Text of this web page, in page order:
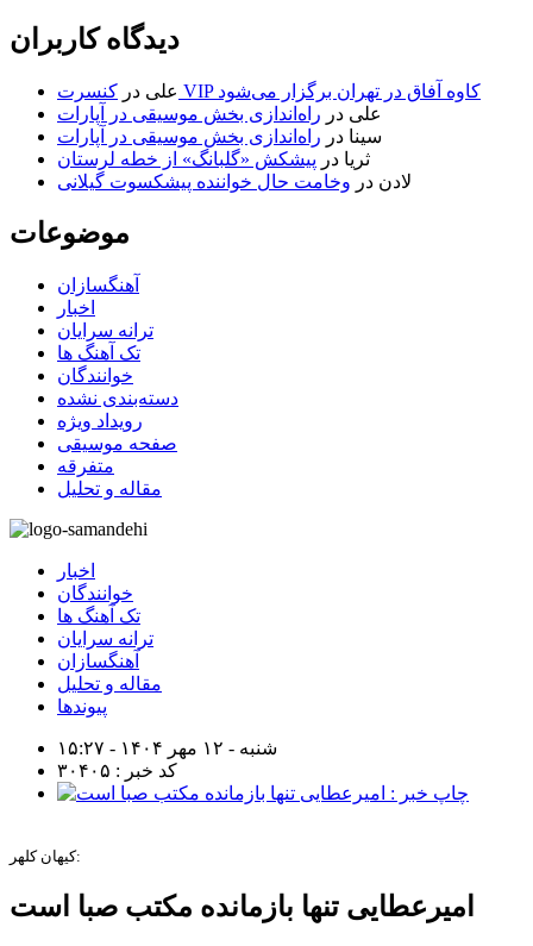
دیدگاه کاربران
علی در
کنسرت VIP کاوه آفاق در تهران برگزار می‌شود
علی در راه‌اندازی بخش موسیقی در آپارات
سینا در راه‌اندازی بخش موسیقی در آپارات
ثریا در پیشکش «گلبانگ» از خطه لرستان
لادن در وخامت حال خواننده پیشکسوت گیلانی
موضوعات
آهنگسازان
اخبار
ترانه سرایان
تک آهنگ ها
خوانندگان
دسته‌بندی نشده
رویداد ویژه
صفحه موسیقی
متفرقه
مقاله و تحلیل
اخبار
خوانندگان
تک آهنگ ها
ترانه سرایان
آهنگسازان
مقاله و تحلیل
پیوندها
شنبه - ۱۲ مهر ۱۴۰۴ - ۱۵:۲۷
کد خبر : ۳۰۴۰۵
کیهان کلهر:
امیرعطایی تنها بازمانده مکتب صبا است